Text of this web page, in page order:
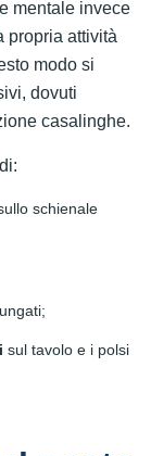
mentale invece
propria attività
modo si
dovuti
casalinghe.
schienale
sul tavolo e i polsi